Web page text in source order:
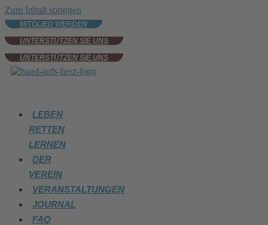
Zum Inhalt springen
MITGLIED WERDEN
UNTERSTÜTZEN SIE UNS
UNTERSTÜTZEN SIE UNS
LEBEN
RETTEN
LERNEN
DER
VEREIN
VERANSTALTUNGEN
JOURNAL
FAQ